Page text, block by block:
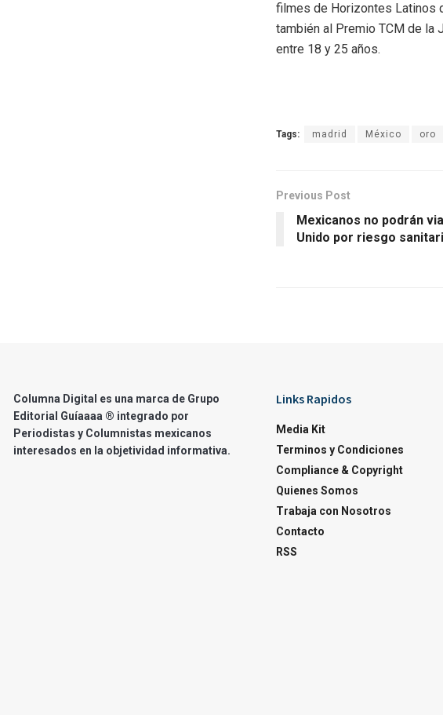
filmes de Horizontes Latinos
también al Premio TCM de la
entre 18 y 25 años.
Tags: madrid México oro
Previous Post
Mexicanos no podrán
Unido por riesgo
Columna Digital es una marca de Grupo
Editorial Guíaaaa ® integrado por
Periodistas y Columnistas mexicanos
interesados en la objetividad informativa.
Links Rapidos
Media Kit
Terminos y Condiciones
Compliance & Copyright
Quienes Somos
Trabaja con Nosotros
Contacto
RSS